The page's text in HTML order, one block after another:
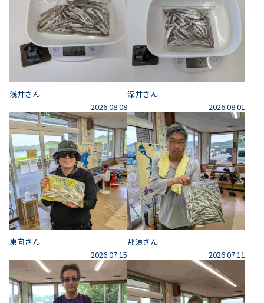
浅井さん
2026.08.08
深井さん
2026.08.01
東向さん
2026.07.15
那須さん
2026.07.11